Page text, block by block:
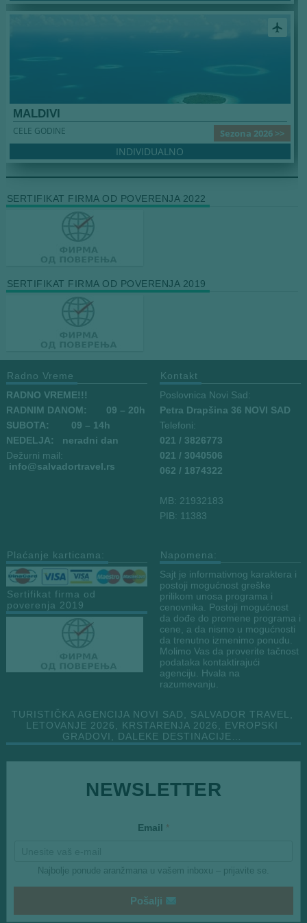
airplanemode_active
MALDIVI
Sezona 2026 >>
CELE GODINE
INDIVIDUALNO
SERTIFIKAT FIRMA OD POVERENJA 2022
SERTIFIKAT FIRMA OD POVERENJA 2019
Radno Vreme
RADNO VREME!!!
RADNIM DANOM:
09 – 20h
SUBOTA: 09 – 14h
NEDELJA: neradni dan
Dežurni mail:
info@salvadortravel.rs
Kontakt
Poslovnica Novi Sad:
Petra Drapšina 36 NOVI SAD
Telefoni:
021 / 3826773
021 / 3040506
062 / 1874322
MB: 21932183
PIB: 11383
Plaćanje karticama:
Sertifikat firma od
poverenja 2019
Napomena:
Sajt je informativnog karaktera i
postoji mogućnost greške
prilikom unosa programa i
cenovnika. Postoji mogućnost
da dođe do promene programa i
cene, a da nismo u mogućnosti
da trenutno izmenimo ponudu.
Molimo Vas da proverite tačnost
podataka kontaktirajući
agenciju. Hvala na
razumevanju.
TURISTIČKA AGENCIJA NOVI SAD, SALVADOR TRAVEL,
LETOVANJE 2026, KRSTARENJA 2026, EVROPSKI
GRADOVI, DALEKE DESTINACIJE…
NEWSLETTER
m
*
E
m
Email *
Najbolje ponude aranžmana u vašem inboxu – prijavite se.
Pošalji